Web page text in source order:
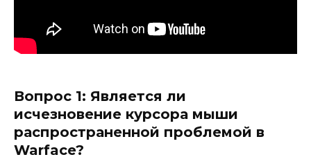
Вопрос 1: Является ли
исчезновение курсора мыши
распространенной проблемой в
Warface?